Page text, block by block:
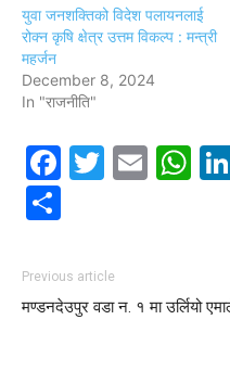
युवा जनशक्तिको विदेश पलायनलाई
रोक्न कृषि क्षेत्र उत्तम विकल्प : मन्त्री
महर्जन
December 8, 2024
In "राजनीति"
Facebook
Twitter
Previous article
मण्डनदेउपुर वडा न. १ मा उर्लियो